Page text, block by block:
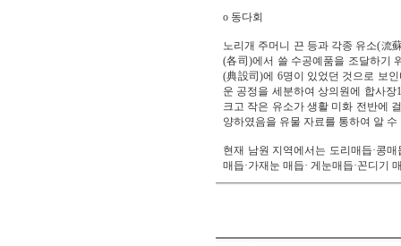
o 동다회
노리개 주머니 끈 등과 각종 유소(流
(各司)에서 쓸 수공예품을 조달하기
(典設司)에 6명이 있었던 것으로 보
운 공정을 세분하여 상의원에 합사
크고 작은 유소가 생활 미화 전반에
양하였음을 유물 자료를 통하여 알 수
현재 남원 지역에서는 도리매듭·콩매
매듭·가재눈 매듭· 게눈매듭·꼰디기